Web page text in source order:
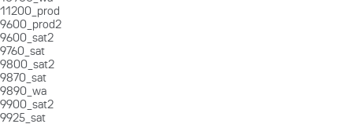
11200_prod
9600_prod2
9600_sat2
9760_sat
9800_sat2
9870_sat
9890_wa
9900_sat2
9925_sat